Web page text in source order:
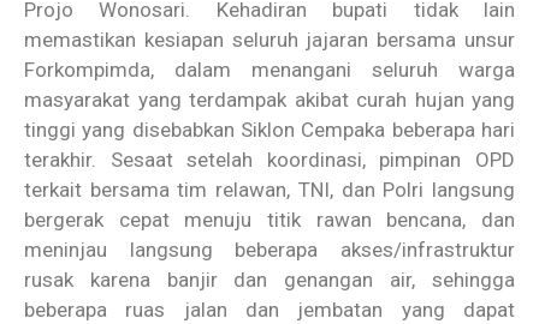
Projo Wonosari. Kehadiran bupati tidak lain
memastikan kesiapan seluruh jajaran bersama unsur
Forkompimda, dalam menangani seluruh warga
masyarakat yang terdampak akibat curah hujan yang
tinggi yang disebabkan Siklon Cempaka beberapa hari
terakhir. Sesaat setelah koordinasi, pimpinan OPD
terkait bersama tim relawan, TNI, dan Polri langsung
bergerak cepat menuju titik rawan bencana, dan
meninjau langsung beberapa akses/infrastruktur
rusak karena banjir dan genangan air, sehingga
beberapa ruas jalan dan jembatan yang dapat